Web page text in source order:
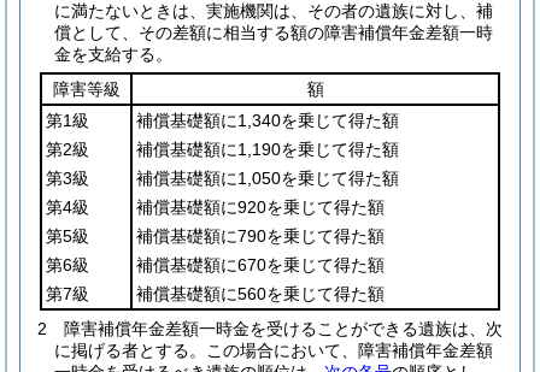
に満たないときは、実施機関は、その者の遺族に対し、補
償として、その差額に相当する額の障害補償年金差額一時
金を支給する。
障害等級
額
第1級
補償基礎額に1,340を乗じて得た額
第2級
補償基礎額に1,190を乗じて得た額
第3級
補償基礎額に1,050を乗じて得た額
第4級
補償基礎額に920を乗じて得た額
第5級
補償基礎額に790を乗じて得た額
第6級
補償基礎額に670を乗じて得た額
第7級
補償基礎額に560を乗じて得た額
2
障害補償年金差額一時金を受けることができる遺族は、次
に掲げる者とする。
この場合において、障害補償年金差額